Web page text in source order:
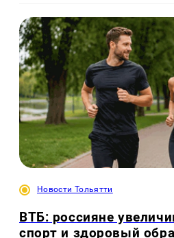
Новости Тольятти
ВТБ: россияне
спорт и здоровый